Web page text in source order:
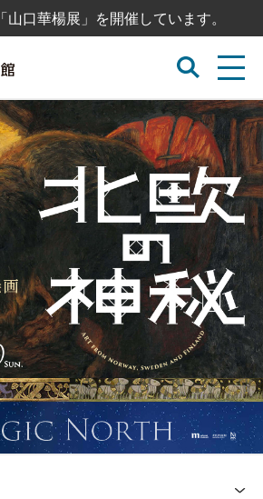
「山口華楊展」を開催しています。